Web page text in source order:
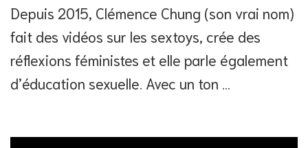
Depuis 2015, Clémence Chung (son vrai nom)
fait des vidéos sur les sextoys, crée des
réflexions féministes et elle parle également
d’éducation sexuelle. Avec un ton …